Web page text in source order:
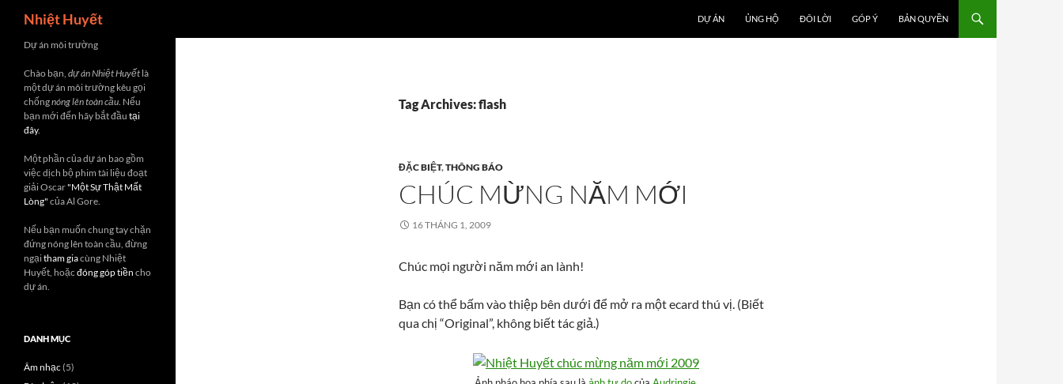
content
Nhiệt Huyết DỰ ÁN ỦNG HỘ ĐÔI LỜI GÓP Ý BẢN QUYỀN
Tag Archives: flash
ĐẶC BIỆT,THÔNG BÁO
CHÚC MỪNG NĂM MỚI
16 THÁNG 1, 2009
Chúc mọi người năm mới an lành!
Bạn có thể bấm vào thiệp bên dưới để mở ra một ecard thú vị. (Biết
qua chị “Original”, không biết tác giả.)
Dự án môi trường
Chào bạn, dự án Nhiệt Huyết là
một dự án môi trường kêu gọi
chốngnóng lên toàn cầu. Nếu
bạn mới đến hãy bắt đầu tại
đây.
Một phần của dự án bao gồm
việc dịch bộ phim tài liệu đoạt
giải Oscar"Một Sự Thật Mất
Lòng" của Al Gore.
Nếu bạn muốn chung tay chặn
đứng nóng lên toàn cầu, đừng
ngạitham giacùng Nhiệt
Huyết, hoặc đóng góp tiền cho
dự án.
DANH MỤC
Âm nhạc (5)